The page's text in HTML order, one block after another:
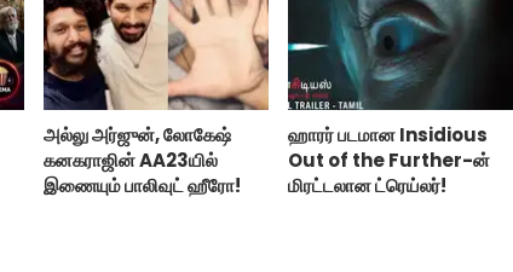
அல்லு அர்ஜுன், லோகேஷ்
கனகராஜின் AA23யில்
இணையும் பாலிவுட் ஹீரோ!
ஹாரர் படமான Insidious
Out of the Further-ன்
மிரட்டலான ட்ரெய்லர்!